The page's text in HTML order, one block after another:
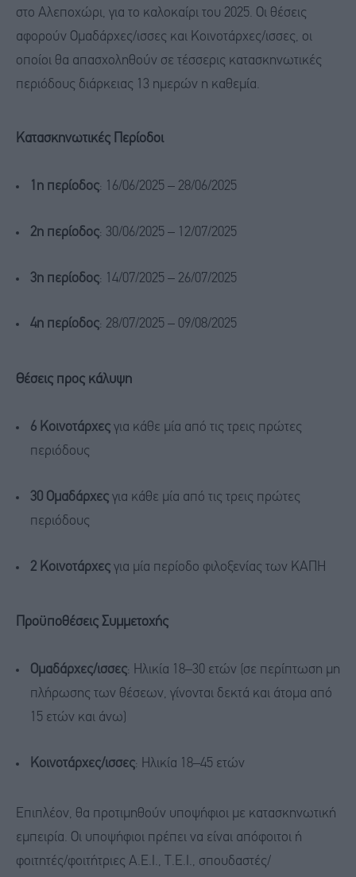
στο Αλεποχώρι, για το καλοκαίρι του 2025. Οι θέσεις
αφορούν Ομαδάρχες/ισσες και Κοινοτάρχες/ισσες, οι
οποίοι θα απασχοληθούν σε τέσσερις κατασκηνωτικές
περιόδους διάρκειας 13 ημερών η καθεμία.
Κατασκηνωτικές Περίοδοι
1η περίοδος: 16/06/2025 – 28/06/2025
2η περίοδος: 30/06/2025 – 12/07/2025
3η περίοδος: 14/07/2025 – 26/07/2025
4η περίοδος: 28/07/2025 – 09/08/2025
Θέσεις προς κάλυψη
6 Κοινοτάρχες για κάθε μία από τις τρεις πρώτες
περιόδους
30 Ομαδάρχες για κάθε μία από τις τρεις πρώτες
περιόδους
2 Κοινοτάρχες για μία περίοδο φιλοξενίας των ΚΑΠΗ
Προϋποθέσεις Συμμετοχής
Ομαδάρχες/ισσες: Ηλικία 18–30 ετών (σε περίπτωση μη
πλήρωσης των θέσεων, γίνονται δεκτά και άτομα από
15 ετών και άνω)
Κοινοτάρχες/ισσες: Ηλικία 18–45 ετών
Επιπλέον, θα προτιμηθούν υποψήφιοι με κατασκηνωτική
εμπειρία. Οι υποψήφιοι πρέπει να είναι απόφοιτοι ή
φοιτητές/φοιτήτριες Α.Ε.Ι., Τ.Ε.Ι., σπουδαστές/